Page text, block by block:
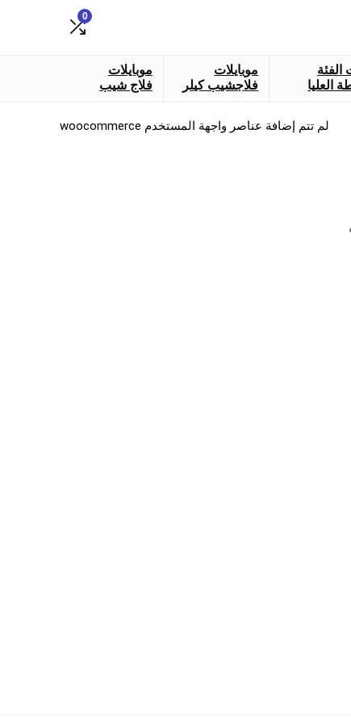
0
الفئة
العليا
موبايلات
فلاجشيب كيلر
موبايلات
فلاج شيب
لم تتم إضافة عناصر واجهة المستخدم woocommerce